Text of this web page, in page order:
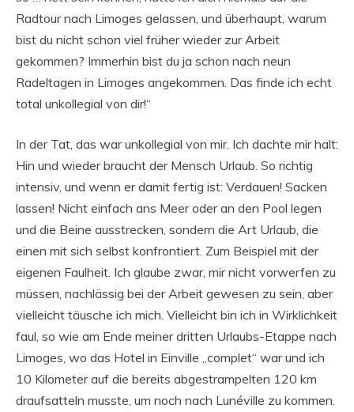
Radtour nach Limoges gelassen, und überhaupt, warum
bist du nicht schon viel früher wieder zur Arbeit
gekommen? Immerhin bist du ja schon nach neun
Radeltagen in Limoges angekommen. Das finde ich echt
total unkollegial von dir!“
In der Tat, das war unkollegial von mir. Ich dachte mir halt:
Hin und wieder braucht der Mensch Urlaub. So richtig
intensiv, und wenn er damit fertig ist: Verdauen! Sacken
lassen! Nicht einfach ans Meer oder an den Pool legen
und die Beine ausstrecken, sondern die Art Urlaub, die
einen mit sich selbst konfrontiert. Zum Beispiel mit der
eigenen Faulheit. Ich glaube zwar, mir nicht vorwerfen zu
müssen, nachlässig bei der Arbeit gewesen zu sein, aber
vielleicht täusche ich mich. Vielleicht bin ich in Wirklichkeit
faul, so wie am Ende meiner dritten Urlaubs-Etappe nach
Limoges, wo das Hotel in Einville „complet“ war und ich
10 Kilometer auf die bereits abgestrampelten 120 km
draufsatteln musste, um noch nach Lunéville zu kommen.